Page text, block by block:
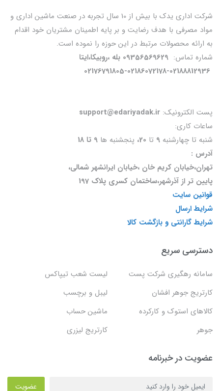
شرکت اداری یدک با بیش از 10 سال تجربه در صنعت ماشین اداری و
مواد مصرفی با هدف رضایت و بر پایه اطمینان مشتریان خود اقدام
به ارائه محصولات مرتبط در این حوزه را نموده است.
شماره تماس: 09356569629 بله ،روبیکا،ایتا
02176791805-02186072178-02188812936
پست الکترونیک:
ساعات کاری:
شنبه تا چهارشنبه 9 تا 20، پنجشنبه ها
آدرس :
تهران،خیابان کریم خان ،خیابان ایرانشهر شمالی،
پایین تر از آذرشهر،ساختمان کسری پلاک 197
قوانین سایت
شرایط ارسال
شرایط گارانتی و بازگشت کالا
دسترسی سریع
سامانه رهگیری شرکت پست
لیست شعب تیپاکس
کارتریج جوهر افشان
لیبل و برچسب
کالاهای استوک و کارکرده
ماشین حساب
جوهر
کارتریج لیزری
عضویت در خبرنامه
عضویت